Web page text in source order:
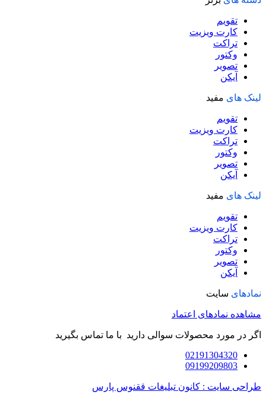
تقویم
کارت ویزیت
تراکت
وکتور
تصویر
آیکن
لینک های مفید
تقویم
کارت ویزیت
تراکت
وکتور
تصویر
آیکن
لینک های مفید
تقویم
کارت ویزیت
تراکت
وکتور
تصویر
آیکن
نمادهای سایت
مشاهده نمادهای اعتماد
اگر در مورد محصولات سوالی دارید با ما تماس بگیرید
02191304320
09199209803
طراحی سایت : کانون تبلیغات ققنوس پارس